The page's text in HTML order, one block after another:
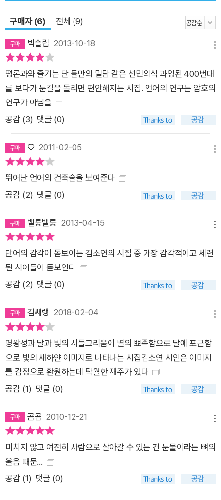
고통을 견딜 수 있게 해주는 ‘우리’ 혹은 ‘우정’이라는 명명이 발
휘하는 힘과 시인으로 살아가는 의미들이(“자책을 사모하여 우
린 금세 후회하고 말았지만요 후회를 자행하는 이 새벽의 만용을
요 엎드린 채 베개 밑에 두 손을 넣어 두었죠 나란히 엎드려 이렇
게 손을 가두는 것은요 부디 그 누구도 껴안지 말자는 우리만의
지령인 거예요” : 「만족한 얼굴로」), 마지막으로 5부 ‘모른다’에서
는 낯선 땅의 타자가 되어 경험하는 이 모든 삶의 내력들이 환생
하듯 뒤따르고 있다. 내 뺨에 닿자마자 정전기가 이는 당신의 손
겨울밤이라서 그렇다는 위로 따위는 하지 말아줘 겨울이면 뺨이
트는 한 사람과 겨울이면 손이 트는 한 사람의 접착 불가능한 해
후라고 그리고 그 밖의 모든 것이라고 정확하게 말해줘 밤새 어디
있었냐는 질문을 이젠 좀 눈빛이 아닌 복수로써 해줘 ―「뒤척이
지 말아줘」 부분 삶이 그리 된 까닭을 묻고 충분히 대답하지 않는
일― 詩, 그 섬세하고 아름다운 유보 ―“지워지면서 정확해지는,
진실” 첫 시집 『극에 달하다』에 붙인 산문에서 김소연은 “망가져
가는 세계에서, 무너지고, 쏟아지고, 흩어지고, 사라지는 것들, 불
순하고 찰나적인 것들”에 위로받는다고 했다. 하여 “시대에서 얻
었던 상처들을 흔적으로 환치”시키기 위해 시를 썼다고도 했다.
던 시기의 그 완강하고 고집스러운 목소리의 결집이 김소연 시의
시작(始作)이라고 할 것이다. 그리고 10년. 두번째 시집 『빛들의
피곤이 밤을 끌어당긴다』의 말미에 실은 ‘그림자論’에서 시인은
자신의 시론과 시작법에 대해 이렇게 말한다: “시 역시 그림자와
같지 않을까. 빛의 방향과 사물의 모서리를 제시하고 있다는 점에
자세만을 담으려 한다는 점에서. 시 쓰는 일은 그림자와 마주하는
소리는 어느덧 “내 앞의 너를 보고 있으면서도/ 내 뒤를 느끼느라
하염이 없다”(「너의 눈」/ 위의 책). 이렇듯 삶과 존재의 ‘너머’에
본격적으로 곡진한 눈길을 드리우기 시작한 시인은 이번 시집의
자서와 뒤표지의 산문을 통해, 시인으로 살아가는 일에 대해 스스
로 답한다: “(시인은) 부재하는 능력과 존재하는 기억이 한몸뚱
이에서 녹슨 뼈처럼 삐걱대는 소리를 받아 적는 사람, 그럼으로써
구매자 (6) 전체 (9)
빅슬립 2013-10-18
평론과와 즐기는 단 둘만의 밀담 같은 선민의식 과잉된 400번대
를 보다가 눈길을 돌리면 편안해지는 시집. 언어의 연구는 암호의
연구가 아님을
공감 (3) 댓글 (0)
♡ 2011-02-05
뛰어난 언어의 건축술을 보여준다
공감 (2) 댓글 (0)
밸룽밸룽 2013-04-15
단어의 감각이 돋보이는 김소연의 시집 중 가장 감각적이고 세련
된 시어들이 돋보인다
공감 (2) 댓글 (0)
김쌔랭 2018-02-04
명왕성과 달과 빛의 시들그리움이 별의 뾰족함으로 달에 포근함
으로 빛의 새하얀 이미지로 나타나는 시집김소연 시인은 이미지
를 감정으로 환원하는데 탁월한 재주가 있다
공감 (1) 댓글 (0)
곰곰 2010-12-21
미치지 않고 여전히 사람으로 살아갈 수 있는 건 눈물이라는 뼈의
울음 때문...
공감 (1) 댓글 (0)